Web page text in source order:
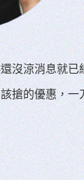
沒涼消息就
搶的優惠，